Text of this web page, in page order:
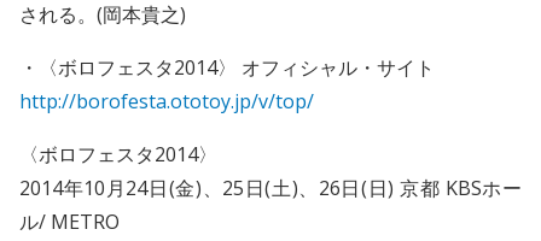
される。(岡本貴之)
・〈ボロフェスタ2014〉 オフィシャル・サイト
http://borofesta.ototoy.jp/v/top/
〈ボロフェスタ2014〉
2014年10月24日(金)、25日(土)、26日(日) 京都 KBSホー
ル/ METRO